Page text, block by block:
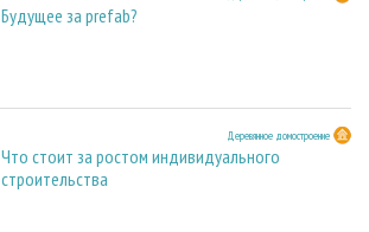
Будущее за prefab?
Деревянное домостроение
Что стоит за ростом индивидуального
строительства